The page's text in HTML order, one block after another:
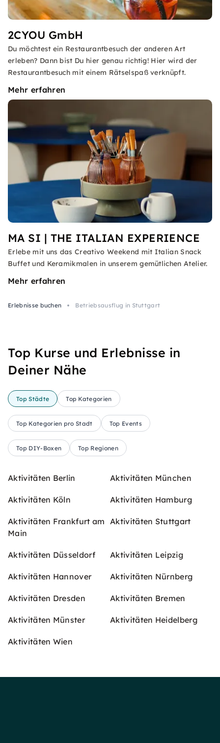
2CYOU GmbH
Du möchtest ein Restaurantbesuch der anderen Art
erleben? Dann bist Du hier genau richtig! Hier wird der
Restaurantbesuch mit einem Rätselspaß verknüpft.
Mehr erfahren
MA SI | THE ITALIAN EXPERIENCE
Erlebe mit uns das Creativo Weekend mit Italian Snack
Buffet und Keramikmalen in unserem gemütlichen Atelier.
Mehr erfahren
Erlebnisse buchen Betriebsausflug in Stuttgart
Top Kurse und Erlebnisse in
Deiner Nähe
Top Städte Top Kategorien
Top Kategorien pro Stadt Top Events
Top DIY-Boxen Top Regionen
Aktivitäten Berlin Aktivitäten München
Aktivitäten Köln Aktivitäten Hamburg
Aktivitäten Frankfurt am
Main
Aktivitäten Stuttgart
Aktivitäten Düsseldorf Aktivitäten Leipzig
Aktivitäten Hannover Aktivitäten Nürnberg
Aktivitäten Dresden Aktivitäten Bremen
Aktivitäten Münster Aktivitäten Heidelberg
Aktivitäten Wien